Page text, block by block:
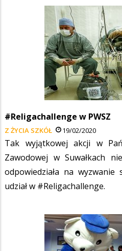
#Religachallenge w PWSZ
Z ŻYCIA SZKÓŁ 19/02/2020
Tak wyjątkowej akcji w
Zawodowej w Suwałkach
odpowiedziała na wyzwanie
udział w #Religachallenge.